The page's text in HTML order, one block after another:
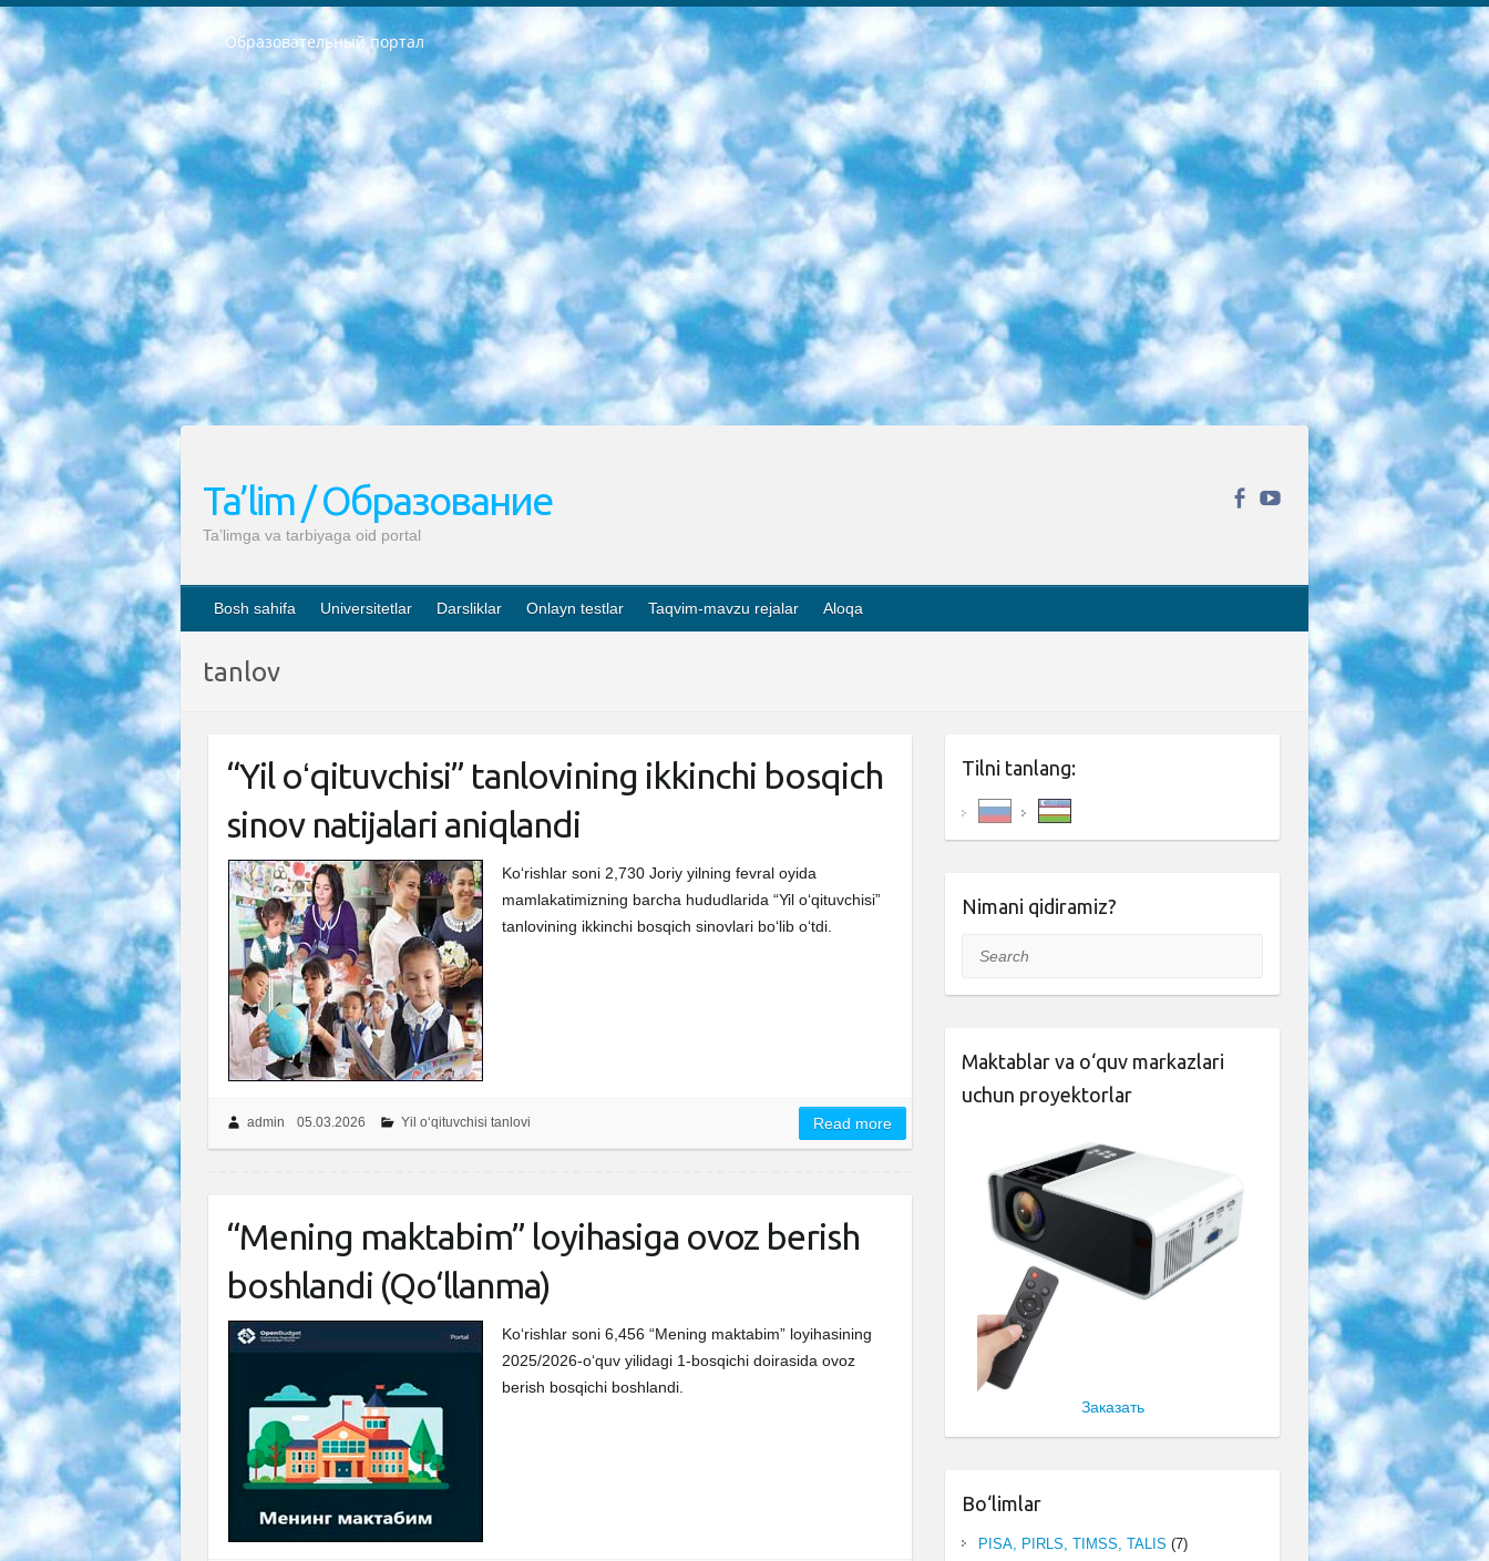
Образовательный портал
РЕСПУБЛИКА УЗБЕКИСТАН МИНИСТРЕРСТВО ДОШКОЛЬНОГО И ШКОЛЬНОГО ОБРАЗОВАНИЯ КОМАНДА в общеобразовательных учреждениях в 2023-2024 учебном году организация и проведение итоговой государственной аттестации обучающихся о Министра дошкольного и школьного образования Республики Узбекистан от 4 марта 2008 года (постановлением Минюста от 20 марта 2008 года № 1778 государственной регистрации) «Итоговое состояние учащихся общего среднего образования на основании положения об утверждении положения об аттестации общего среднего образования выпускной экзамен студентов в образовательных учреждениях в 2023-2024 учебном году В целях организации и прохождения аттестации приказываю: 1. Следующее: перечень предметов, по которым будет проводиться итоговая государственная аттестация и экзамен формы перевода согласно приложению 1; сертификаты международного образца, оценивающие уровень владения иностранными языками перечень согласно приложению 2; 2. Педагогический при специализированных образовательных учреждениях. научно-практический центр квалификации и международной оценки (Д.Давидова) 2024 г. До 25 марта: задания по предметам, по которым будет проводиться итоговая аттестация разработка и утверждение технических условий; итоговая аттестация на основании разработанного предметного задания разработка вопросов по предметам (устно и письменно), экзамен передача; общеобразовательные средние школы и специальные учебные заведения учащиеся выпускных классов школ и интернатов в агентской системе подготовка базы данных экзаменационных материалов и критериев оценки; перевод базы экзаменационных материалов на все языки обучения подать в Республиканский образовательный центр для изготовления; варианты экзаменов на основе разработанных контрольных материалов пусть будут поставлены задачи формирования. 3. Республиканский образовательный центр (Ш.Худайкулов) до 5 апреля 2024 года. до: база данных предоставленных экзаменационных материалов на все языки обучения перевод и экспертиза; для слепых, слабовидящих, глухих, слабослышащих и умственно отсталых детей учащиеся выпускных классов специализированных школ и школ-интернатов база данных экзаменационных материалов на всех преподаваемых языках подготовка критериев оценки; специализированные школы для умственно отсталых детей и технологии для учащихся выпускных классов школ-интернатов разработка соответствующих рекомендаций и критериев проведения ЕГЭ по естествознанию давать задания. 4. Педагогический при специализированных образовательных учреждениях. Научно-практический центр навыков и международной оценки (Д.Давидова), Республика образовательный центр (Худайкулов Ш.) итоговый государственный аттестационный экзамен ориентирован на творческое и логическое мышление при подготовке базы материалов учитывать введение заданий. 5. Следует отметить, что: сертификат государственного образца о знании общеобразовательного предмета и как минимум национальный уровень B1 по предметам на иностранных языках, указанным в Приложении 2. или международно признанный сертификат эквивалентного уровня студенты, изучающие определенный предмет, освобождаются от экзамена; по соответствующим предметам запланирована итоговая государственная аттестация за день до дня, путем жеребьевки Рабочей группой (в письменной форме по предметам, проводимым в форме) из числа сформированных вариантов выбрано 2 варианта; 2 выбранных варианта экзамена анонсированы на официальном сайте министерства и все выпускники по всей стране на основе этих вариантов проводит итоговую государственную аттестацию. 6. Государственное образование учащихся средних общеобразовательных учреждений. знания в соответствии с квалификационными требованиями, которые необходимо приобрести на основании стандартов итоговый (выпускной) контроль для 9 и 11 классов в целях тестирования Экзамены (далее – экзамены) состоят из предметов, перечисленных в приложении 1. будет сделано. 7. Экзамены пройдут с 26 мая по 15 июня 2024 г. (кроме науки физического воспитания). 8. Физическая для учащихся 9 классов общесредних образовательных учреждений. Экзамены по предмету «Образование, квалификация медицина» 1-6 мая 2024 года. сотрудники перевести под присмотр (с отклонениями в физическом или умственном развитии) специализированная школа для детей, школы-интернаты и со сколиозом школы-интернаты санаторного типа для больных детей исключены). 9. Он был слепым, слабовидящим и имел нарушения опорно-двигательного аппарата. экзамены в специализированных школах и интернатах для детей должны проводиться исходя из требований, предъявляемых к общеобразовательным учреждениям (физкультура кроме науки). 10. Специализированная школа для глухих и слабослышащих детей. и экзамены в интернатах и быть реализован в виде письменного теста по математике. 11. Специальность для умственно отсталых детей. Для 9 класса Родной язык и литературное письмо Государственный язык (язык обучения – узбекский). для неклассов) написано Математическое письмо Письменная/устная история Узбекистана Физическое воспитание практично Итоговый контроль Для 11 класса Написание родного языка и литературы (эссе) Математическое письмо Узбекский язык (обучение на узбекском языке) не посещающее общее среднее образование для учреждений)/Образовательное учреждение выбор письменный и устный Иностранный язык письменный/устный Письменная/устная история Узбекистана *По выбору студента:  Химия  Физика  Основы государственного права  География 10 бесплатных образовательных ресурсов - Мы составили подборку онлайн-проектов с интерактивными упражнениями, видеолекциями и статьями. Они помогут вам обрести новые и освежить старые знания бесплатно. 1. «ИНТУИТ» Старейшая образовательная площадка Рунета. Здесь вы найдёте сотни текстовых и видеокурсов на десятки различных тем — от программирования до психологии. Многие курсы подготовлены российскими университетами и крупными международными компаниями вроде Intel и Microsoft. Самостоятельное обучение бесплатное, но желающие могут оплатить услуги персональных наставников. 2. «Смартия» знакомит с актуальными профессиями и подсказывает, как им обучаться. Выбрав заинтересовавшую вас специальность — SMM-специалист, фотограф, веб-дизайнер или другую, — увидите список необходимых для неё умений. Чтобы вы могли освоить их самостоятельно, для каждого умения площадка отображает подборку ссылок на учебные материалы. Хотя «Смартия» ориентируется на русскоязычную аудиторию, часть контента всё же доступна только на английском. 3. «Лекторий Физтеха» Проект Московского физико-технического института (Физтеха). С его помощью вы можете смотреть онлайн серии лекций, записанные на видео в этом вузе. В числе доступных предметов — физика, биология, химия, информационные технологии и другие. К некоторым лекциям администрация ресурса прилагает готовые конспекты, которые можно скачивать в PDF-формате. 4. ITMOcourses Онлайн-площадка Санкт-Петербургского национального исследовательского университета информационных технологий, механики и оптики (ИТМО). Ресурс предоставляет свободный доступ к курсам, разработанным в этом вузе. Каталог материалов разбит на четыре категории: «Оптические системы и технологии», «Приборостроение и робототехника», «Информационные технологии» и «Биотехнологии». Курсы состоят из видеолекций, интерактивных демонстраций и заданий. 5. «КиберЛенинка» Электронная научная библиотека открытого доступа. Каталог площадки регулярно обрастает текстами статей из различных научных изданий. Сгруппированные по журналам и рубрикам публикации можно читать онлайн или скачивать целиком в PDF-формате. Проект нацелен на популяризацию науки за счёт открытого доступа к качественной информации. 6. «ПостНаука» На этом ресурсе публикуют подборки видеолекций, составленные экспертами из разных отраслей и объединённые общими темами. Среди них, к примеру, есть серии «Биоинформатика и геномика», «Культура средневековой Скандинавии» и Cinema Studies о теории кино. Каждая подборка лекций — логически связанная история, рассказанная экспертом от первого лица. Кроме того, на сайте появляются научно-образовательные статьи и тесты на разные темы. 7. «Newочём» Команда проекта «Newочём» отбирает самые интересные тексты из англоязычных СМИ и переводит те из них, за которые голосуют участники сообщества «ВКонтакте». По большей части это научно-популярные статьи. Редакторы придумывают лишь заголовки, в остальном содержание переводов соответствует оригиналам. Полные тексты можно читать прямо в социальной сети. 8. InternetUrok Онлайн-база материалов по основным дисциплинам школьной программы. Информация на сайте структурирована по классам, предметам и темам (урокам). Каждый урок состоит из видеолекций и конспектов. Есть также интерактивные тренажёры и тесты для закрепления пройденного материала. Даже если вы давно окончили школу, возможность повторить программу старших классов всегда может пригодиться. 9. Edutainme Ещё один ресурс об образовании. В отличие от Newtonew, как мне кажется, Edutainme больше ориентируется на представителей индустрии: педагогов, предпринимателей, разработчиков образовательных проектов. Но и любой, кто просто стремится к саморазвитию, найдёт на сайте много полезного и интересного для себя. Например, информацию о новых курсах и образовательных сервисах. 10. Newtonew Онлайн-медиа об образовании и обучении в широком смысле. Авторы Newtonew пишут об инструментах, заведениях, тактиках и стратегиях, которые помогают учить других и получать новые знания самостоятельно. На этой площадке вы найдёте новости, обзоры, аналитические мат
Ta’lim / Образование
Ta’limga va tarbiyaga oid portal
Bosh sahifa Universitetlar Darsliklar Onlayn testlar Taqvim-mavzu rejalar Aloqa
tanlov
“Yil oʻqituvchisi” tanlovining ikkinchi bosqich
sinov natijalari aniqlandi
Ko‘rishlar soni 2,730 Joriy yilning fevral oyida
mamlakatimizning barcha hududlarida “Yil oʻqituvchisi”
tanlovining ikkinchi bosqich sinovlari boʻlib oʻtdi.
admin 05.03.2026 Yil o‘qituvchisi tanlovi Read more
“Mening maktabim” loyihasiga ovoz berish
boshlandi (Qo‘llanma)
Ko‘rishlar soni 6,456 “Mening maktabim” loyihasining
2025/2026-o‘quv yilidagi 1-bosqichi doirasida ovoz
berish bosqichi boshlandi.
Tilni tanlang:
Nimani qidiramiz?
Search
Maktablar va o‘quv markazlari
uchun proyektorlar
Заказать
Bo‘limlar
PISA, PIRLS, TIMSS, TALIS (7)